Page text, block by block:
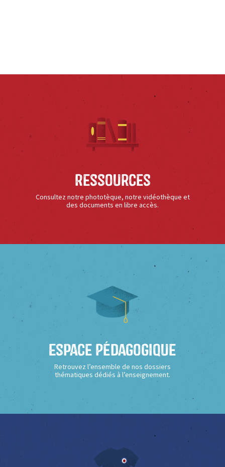
Ressources
Consultez notre phototèque, notre vidéothèque et
des documents en libre accès.
Espace Pédagogique
Retrouvez l’ensemble de nos dossiers
thématiques dédiés à l’enseignement.